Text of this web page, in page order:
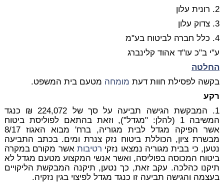
2. רונית עלון
3. צדוק עלון
4. כלל חברה לביטוח בע"מ
ע"י ב"כ עו"ד אהוד קלינברג
החלטה
בקשה לפסילת חוות דעת מומחה מטעם בית המשפט.
רקע
1. המבקשת הגישה תביעה על סך של 224,072 ₪ כנגד
המשיבה 1 (להלן: "מגדל"), וזאת בהתאם לפוליסת ביטוח
אשר הפיקה מגדל לבית מגוריה, ברח' מבוא האגוז 8/17
מבשרת ציון, הכוללת ביטוח נזק צנרת ומים. בכתב התביעה
נטען, כי בבית מגוריה נמצאו נזקי רטיבות אשר מקורם במקרה
ביטוח המכוסה בפוליסה, ואשר אנשי המקצוע מטעם מגדל לא
תיקנו כהלכה. עקב זאת, כך נטען, תיקנה המבקשת הליקויים
בעצמה והגישה תביעה זו כנגד מגדל לפיצוי בגין נזקיה.